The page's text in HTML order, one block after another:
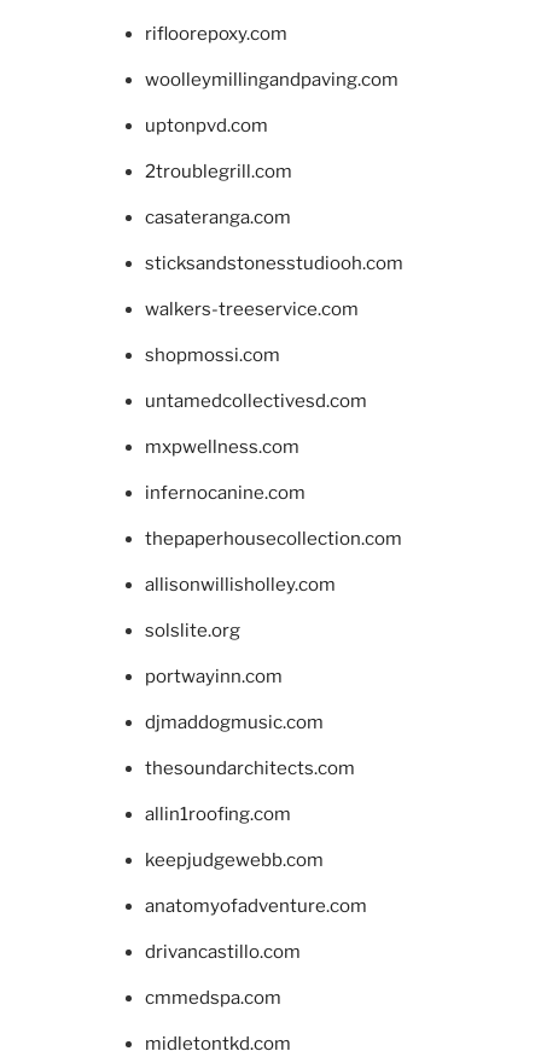
rifloorepoxy.com
woolleymillingandpaving.com
uptonpvd.com
2troublegrill.com
casateranga.com
sticksandstonesstudiooh.com
walkers-treeservice.com
shopmossi.com
untamedcollectivesd.com
mxpwellness.com
infernocanine.com
thepaperhousecollection.com
allisonwillisholley.com
solslite.org
portwayinn.com
djmaddogmusic.com
thesoundarchitects.com
allin1roofing.com
keepjudgewebb.com
anatomyofadventure.com
drivancastillo.com
cmmedspa.com
midletontkd.com